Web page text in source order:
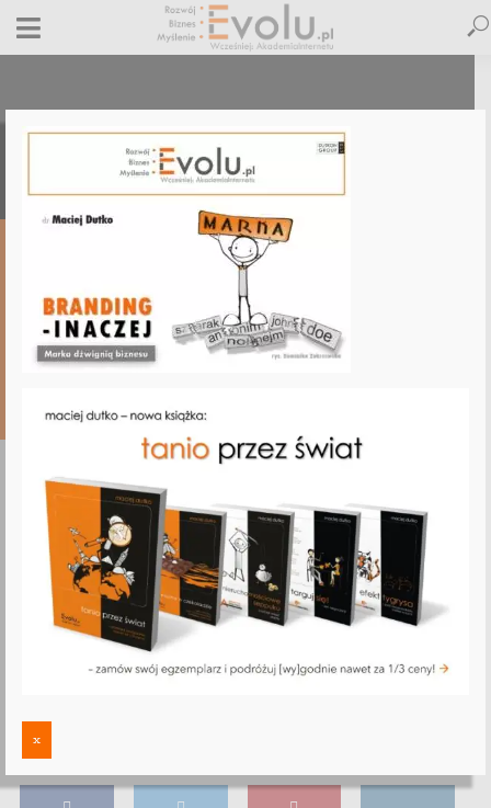
branding-budowanie-marki-szkolenie-
maciej-dutko
6 maja 2023 Dodaj komentarz Maciej Dutko
x